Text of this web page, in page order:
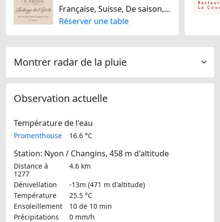
Française, Suisse, De saison, Plats bio, Sans gluten, Sans noix, Sans soja, Sans lactose
Réserver une table
Montrer radar de la pluie
Observation actuelle
Température de l'eau
Promenthouse 16.6 °C
Station: Nyon / Changins, 458 m d'altitude
Distance à
1277
4.6 km
Dénivellation
-13m (471 m d'altitude)
Température
25.5 °C
Ensoleillement
10 de 10 min
Précipitations
0 mm/h